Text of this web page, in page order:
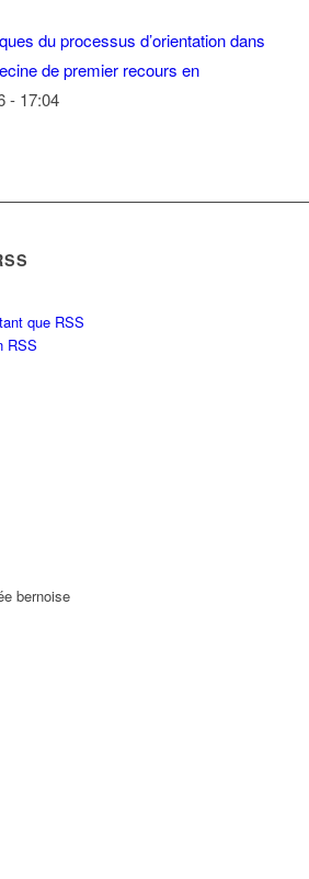
du processus d’orientation dans
de premier recours en
- 17:04
que RSS
RSS
bernoise